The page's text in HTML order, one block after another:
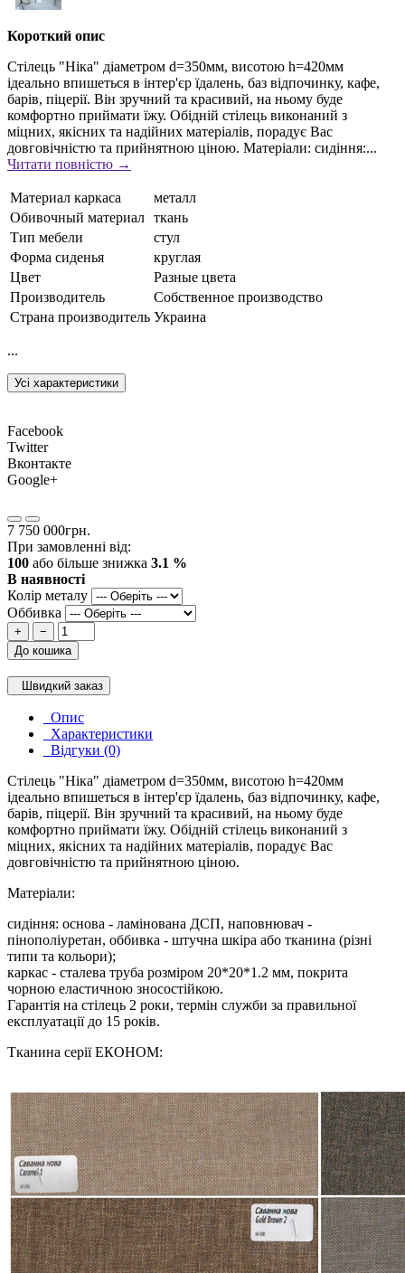
Короткий опис
Стілець "Ніка" діаметром d=350мм, висотою h=420мм
ідеально впишеться в інтер'єр їдалень, баз відпочинку, кафе,
барів, піцерії. Він зручний та красивий, на ньому буде
комфортно приймати їжу. Обідній стілець виконаний з
міцних, якісних та надійних матеріалів, порадує Вас
довговічністю та прийнятною ціною. Матеріали: сидіння:...
Читати повністю →
Материал каркаса
металл
Обивочный материал ткань
Тип мебели
стул
Форма сиденья
круглая
Цвет
Разные цвета
Производитель
Собственное производство
Страна производитель Украина
...
Усі характеристики
Facebook
Twitter
Вконтакте
Google+
7 750 000грн.
При замовленні від:
100 або більше знижка 3.1 %
В наявності
Колір металу
Оббивка
+
−
До кошика
Швидкий заказ
Опис
Характеристики
Відгуки (0)
Стілець "Ніка" діаметром d=350мм, висотою h=420мм
ідеально впишеться в інтер'єр їдалень, баз відпочинку, кафе,
барів, піцерії. Він зручний та красивий, на ньому буде
комфортно приймати їжу. Обідній стілець виконаний з
міцних, якісних та надійних матеріалів, порадує Вас
довговічністю та прийнятною ціною.
Матеріали:
сидіння: основа - ламінована ДСП, наповнювач -
пінополіуретан, оббивка - штучна шкіра або тканина (різні
типи та кольори);
каркас - сталева труба розміром 20*20*1.2 мм, покрита
чорною еластичною зносостійкою.
Гарантія на стілець 2 роки, термін служби за правильної
експлуатації до 15 років.
Тканина серії ЕКОНОМ: